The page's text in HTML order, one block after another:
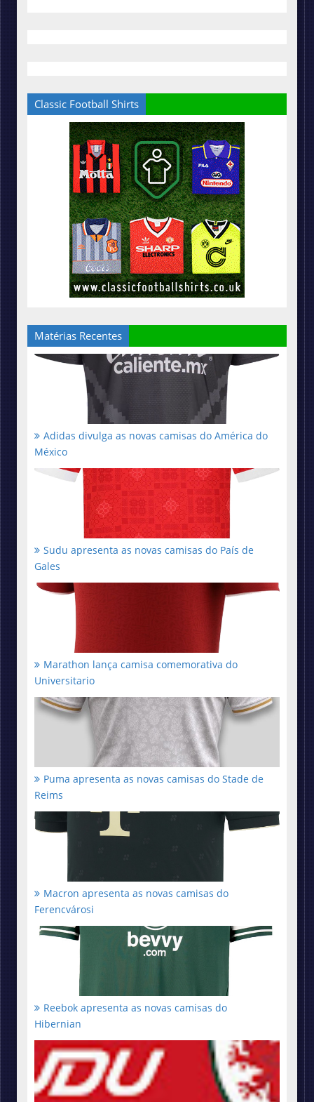
Classic Football Shirts
Matérias Recentes
Adidas divulga as novas camisas do América do
México
Sudu apresenta as novas camisas do País de
Gales
Marathon lança camisa comemorativa do
Universitario
Puma apresenta as novas camisas do Stade de
Reims
Macron apresenta as novas camisas do
Ferencvárosi
Reebok apresenta as novas camisas do
Hibernian